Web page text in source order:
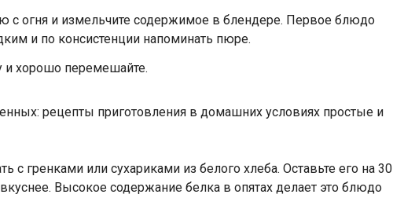
с огня и измельчите содержимое в блендере. Первое блюдо
и по консистенции напоминать пюре.
и хорошо перемешайте.
с гренками или сухариками из белого хлеба. Оставьте его на 30
Высокое содержание белка в опятах делает это блюдо